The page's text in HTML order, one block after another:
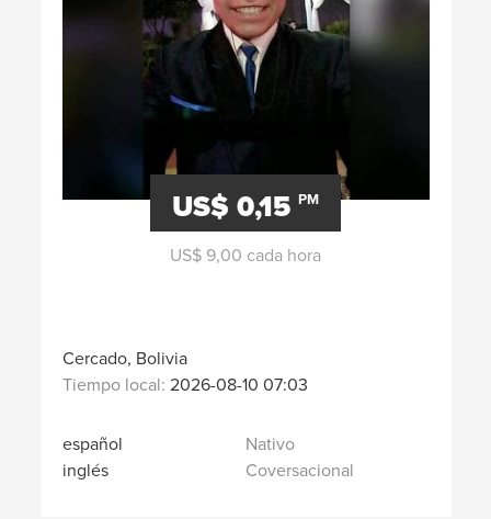
US$ 0,15 PM
US$ 9,00 cada hora
Cercado, Bolivia
Tiempo local: 2026-08-10 07:03
español
Nativo
inglés
Coversacional